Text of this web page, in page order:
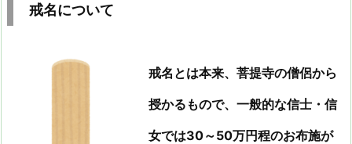
戒名について
戒名とは本来、菩提寺の僧侶から
授かるもので、一般的な信士・信
女では30～50万円程のお布施が